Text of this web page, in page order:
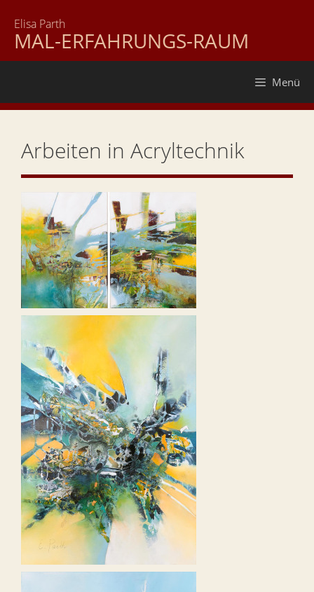
Inhalt
springen
Elisa Parth
MAL-ERFAHRUNGS-RAUM
Menü
Arbeiten in Acryltechnik